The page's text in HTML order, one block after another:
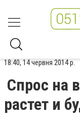
18:40, 14 червня 2014 р.
Спрос на
растет и